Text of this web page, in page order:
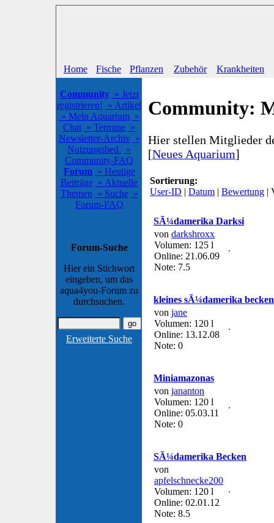
Home Fische Pflanzen Zubehör Krankheiten
Community » Jetzt
registrieren! » Artikel
» Mein Aquarium »
Chat » Termine »
Newsletter-Archiv »
Nutzungsbed. »
Community-FAQ
Forum » Heutige
Beiträge » Aktuelle
Themen » Suche »
Forum-FAQ
Forum-Suche
Hier ein Stichwort
eingeben, um das
aqua4you-Forum zu
durchsuchen.
Erweiterte Suche
Community:
Hier stellen Mitglieder
[Neues Aquarium]
Sortierung:
User-ID | Datum | Bewertung |
SÃ¼damerika Darksi
von darkshroxx
Volumen: 125 l
Online: 21.06.09
Note: 7.5
kleines sÃ¼damerika becken
von jane
Volumen: 120 l
Online: 13.12.08
Note: 0
Miniamazonas
von jananton
Volumen: 120 l
Online: 05.03.11
Note: 0
SÃ¼damerika Becken
von
apfelschnecke200
Volumen: 120 l
Online: 02.01.12
Note: 8.5